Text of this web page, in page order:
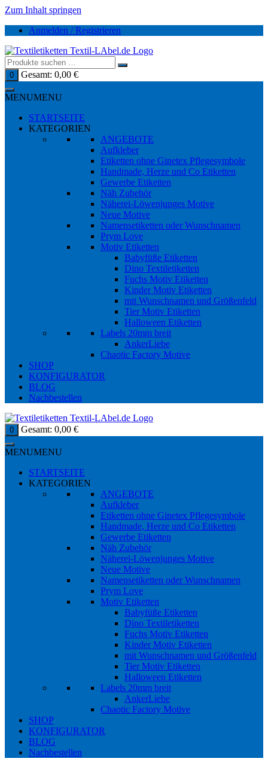
Zum Inhalt springen
Anmelden / Registrieren
0 Gesamt: 0,00 €
MENUMENU
STARTSEITE
KATEGORIEN
ANGEBOTE
Aufkleber
Etiketten ohne Ginetex Pflegesymbole
Handmade, Herze und Co Etiketten
Gewerbe Etiketten
Näh Zubehör
Näherei-Löwenjunges Motive
Neue Motive
Namensetiketten oder Wunschnamen
Prym Love
Motiv Etiketten
Babyfüße Etiketten
Dino Textiletiketten
Fuchs Motiv Etiketten
Kinder Motiv Etiketten
mit Wunschnamen und Größenfeld
Tier Motiv Etiketten
Halloween Etiketten
Labels 20mm breit
AnkerLiebe
Chaotic Factory Motive
SHOP
KONFIGURATOR
BLOG
Nachbestellen
0 Gesamt: 0,00 €
MENUMENU
STARTSEITE
KATEGORIEN
ANGEBOTE
Aufkleber
Etiketten ohne Ginetex Pflegesymbole
Handmade, Herze und Co Etiketten
Gewerbe Etiketten
Näh Zubehör
Näherei-Löwenjunges Motive
Neue Motive
Namensetiketten oder Wunschnamen
Prym Love
Motiv Etiketten
Babyfüße Etiketten
Dino Textiletiketten
Fuchs Motiv Etiketten
Kinder Motiv Etiketten
mit Wunschnamen und Größenfeld
Tier Motiv Etiketten
Halloween Etiketten
Labels 20mm breit
AnkerLiebe
Chaotic Factory Motive
SHOP
KONFIGURATOR
BLOG
Nachbestellen